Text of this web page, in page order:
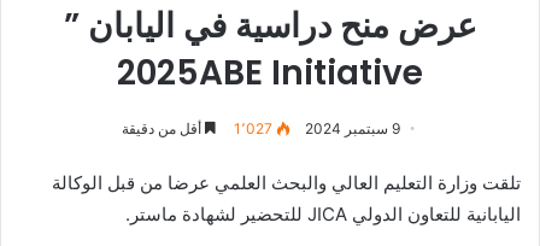
عرض منح دراسية في اليابان ”
2025ABE Initiative
9 سبتمبر 2024 1٬027 أقل من دقيقة
تلقت وزارة التعليم العالي والبحث العلمي عرضا من قبل الوكالة
اليابانية للتعاون الدولي JICA للتحضير لشهادة ماستر.